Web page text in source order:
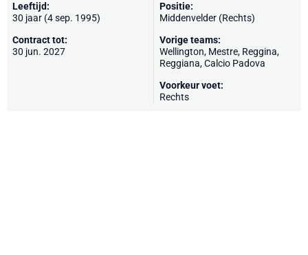
Leeftijd:
30 jaar (4 sep. 1995)
Contract tot:
30 jun. 2027
Positie:
Middenvelder (Rechts)
Vorige teams:
Wellington, Mestre, Reggina,
Reggiana,Calcio Padova
Voorkeur voet:
Rechts